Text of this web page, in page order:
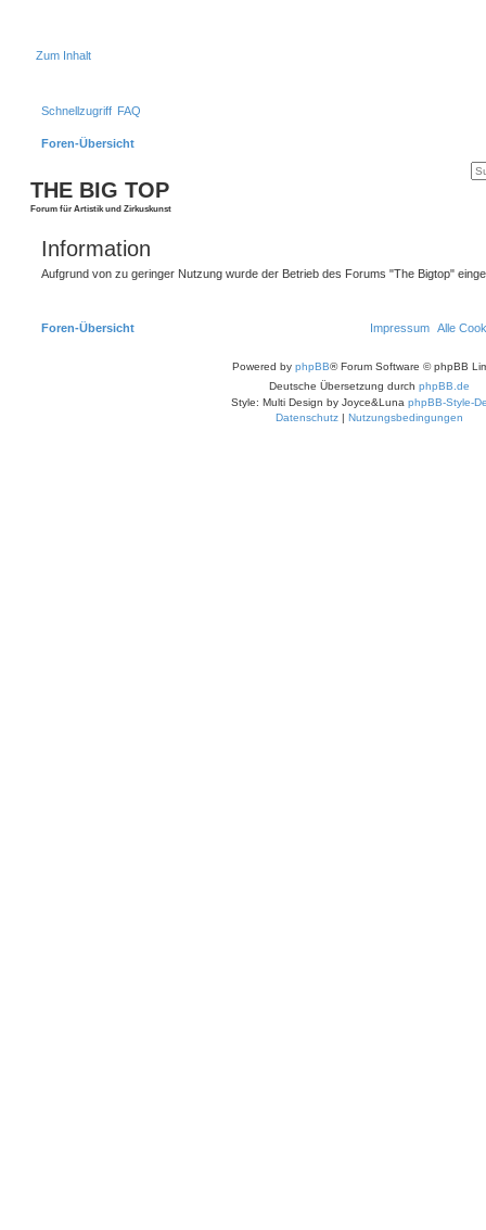
Zum Inhalt
Schnellzugriff FAQ
Foren-Übersicht
THE BIG TOP
Forum für Artistik und Zirkuskunst
Information
Aufgrund von zu geringer Nutzung wurde der Betrieb des Forums "The Bigtop"
Foren-Übersicht Alle
Impressum
Powered by phpBB® Forum Software © phpBB
Deutsche Übersetzung durch phpBB.de
Style: Multi Design by Joyce&Luna phpBB-Style-
Datenschutz | Nutzungsbedingungen